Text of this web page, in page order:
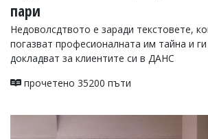
пари
Недоволсдтвото е заради текстовете,
погазват професионалната им тайна и
докладват за клиентите си в ДАНС
прочетено 35200 пъти